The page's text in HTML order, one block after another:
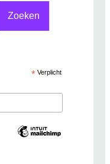
Zoeken
*Verplicht